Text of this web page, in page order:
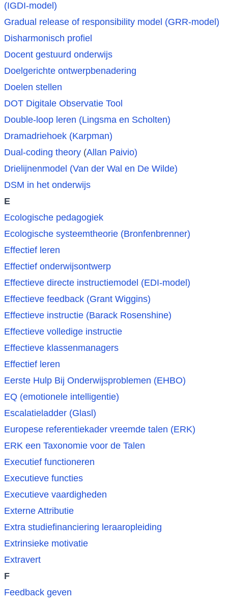
(IGDI-model)
Gradual release of responsibility model (GRR-model)
Disharmonisch profiel
Docent gestuurd onderwijs
Doelgerichte ontwerpbenadering
Doelen stellen
DOT Digitale Observatie Tool
Double-loop leren (Lingsma en Scholten)
Dramadriehoek (Karpman)
Dual-coding theory (Allan Paivio)
Drielijnenmodel (Van der Wal en De Wilde)
DSM in het onderwijs
E
Ecologische pedagogiek
Ecologische systeemtheorie (Bronfenbrenner)
Effectief leren
Effectief onderwijsontwerp
Effectieve directe instructiemodel (EDI-model)
Effectieve feedback (Grant Wiggins)
Effectieve instructie (Barack Rosenshine)
Effectieve volledige instructie
Effectieve klassenmanagers
Effectief leren
Eerste Hulp Bij Onderwijsproblemen (EHBO)
EQ (emotionele intelligentie)
Escalatieladder (Glasl)
Europese referentiekader vreemde talen (ERK)
ERK een Taxonomie voor de Talen
Executief functioneren
Executieve functies
Executieve vaardigheden
Externe Attributie
Extra studiefinanciering leraaropleiding
Extrinsieke motivatie
Extravert
F
Feedback geven